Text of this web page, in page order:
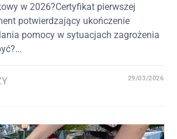
w 2026?Certyfikat pierwszej
potwierdzający ukończenie
pomocy w sytuacjach zagrożenia
29/03/2026